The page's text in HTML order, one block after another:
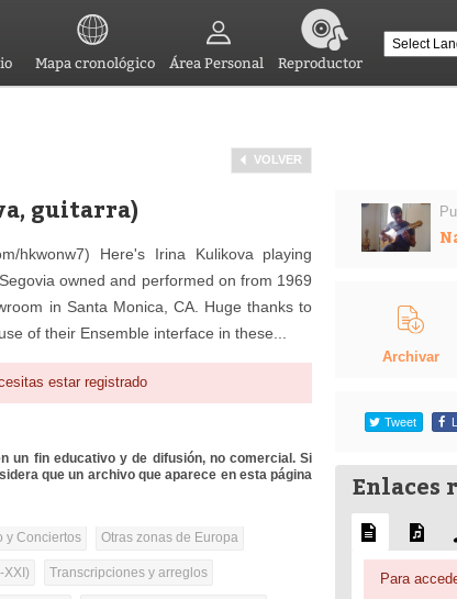
Mapa cronológico Área Personal Reproductor
VOLVER
guitarra)
hkwonw7) Here's Irina Kulikova playing
owned and performed on from 1969
in Santa Monica, CA. Huge thanks to
of their Ensemble interface in these...
estar registrado
un fin educativo y de difusión, no comercial. Si
que un archivo que aparece en esta página
y Conciertos Otras zonas de Europa
XXI) Transcripciones y arreglos
Archivar
Tweet
Enlaces
Para